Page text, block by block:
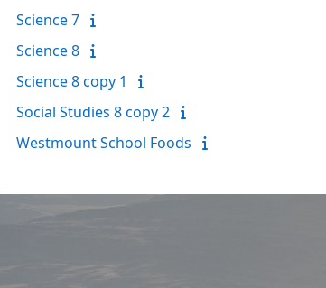
Science 7
Science 8
Science 8 copy 1
Social Studies 8 copy 2
Westmount School Foods